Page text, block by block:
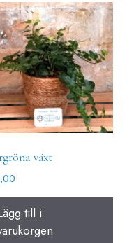
växt
till i